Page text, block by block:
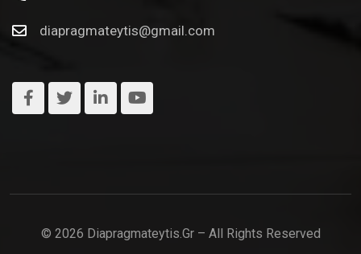
diapragmateytis@gmail.com
© 2026 Diapragmateytis.gr – All Rights Reserved